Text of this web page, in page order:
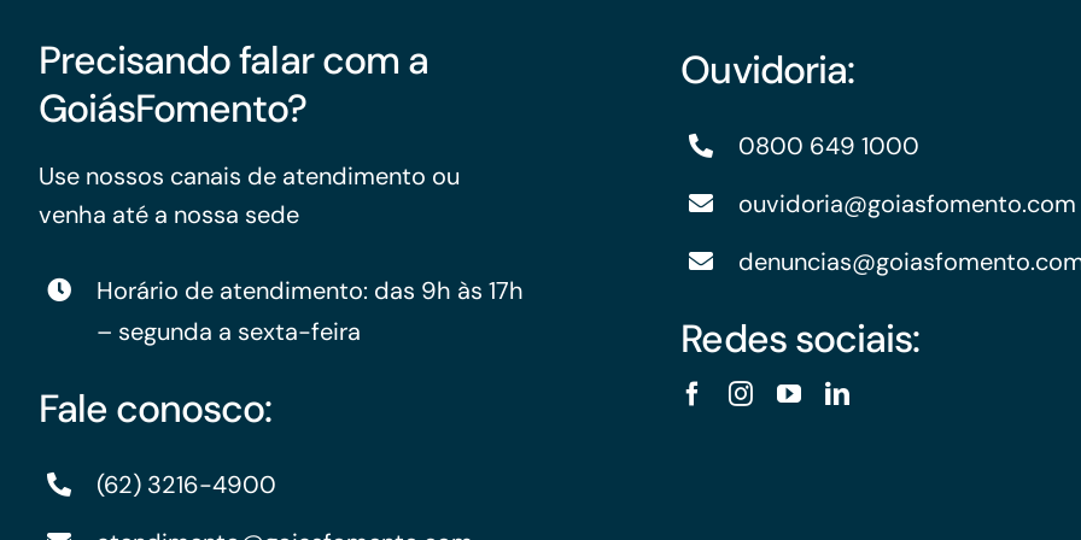
Precisando falar com a
GoiásFomento?
Use nossos canais de atendimento ou
venha até a nossa sede
Horário de atendimento: das 9h às 17h
– segunda a sexta-feira
Fale conosco:
(62) 3216-4900
Ouvidoria:
0800 649 1000
ouvidoria@goiasfomento.com
Redes sociais: